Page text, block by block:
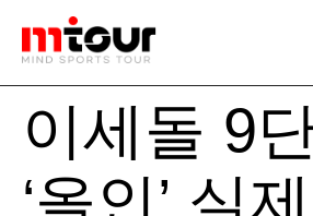
이세돌 9
‘올인’ 실